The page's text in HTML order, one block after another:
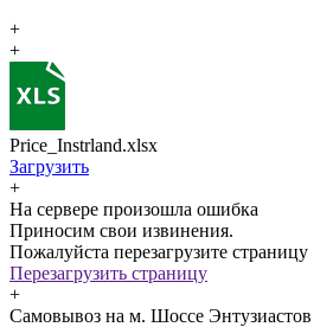
+
+
Price_Instrland.xlsx
Загрузить
+
На сервере произошла ошибка
Приносим свои извинения.
Пожалуйста перезагрузите страницу
Перезагрузить страницу
+
Самовывоз на м. Шоссе Энтузиастов